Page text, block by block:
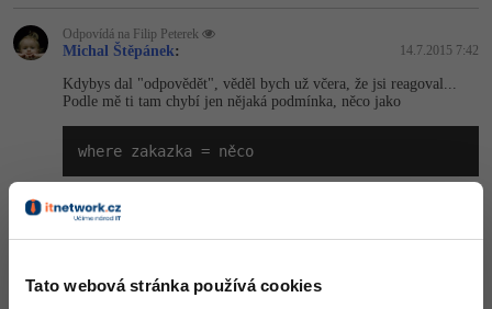
Tato webová stránka používá cookies
Odpovídá na Filip Peterek
Michal Štěpánek: 14.7.2015 7:42
Kdybys dal "odpovědět", věděl bych už včera, že jsi reagoval...
Podle mě ti tam chybí jen nějaká podmínka, něco jako
where zakazka = něco
UNION bych tam vůbec nedával, podle mě je to zbytečný.
Děj sem někam strukturu těch tabulek a nějaký příklad toho, co
chceš vytáhnout...